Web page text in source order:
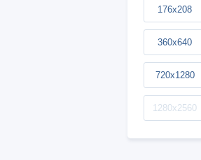
176x208
360x640
720x1280
1280x2560